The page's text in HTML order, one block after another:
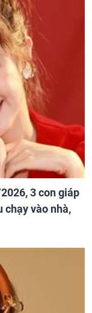
3 con giáp
chạy vào nhà,